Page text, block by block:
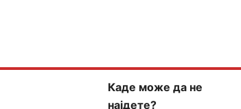
Каде може да не
најдете?